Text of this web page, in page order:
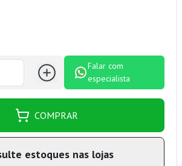
Falar com
especialista
COMPRAR
estoques nas lojas